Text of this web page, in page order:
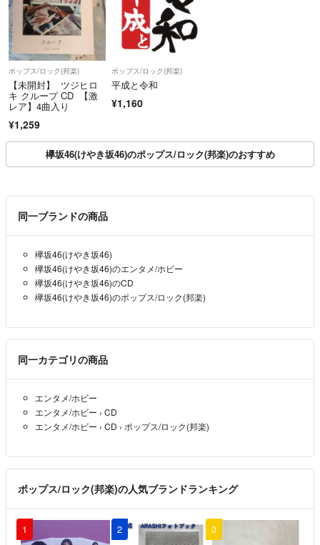
ポップス/ロック(邦楽)
【未開封】 ツジヒロ
キ クループ CD 【激
レア】4曲入り
¥1,259
ポップス/ロック(邦楽)
平成と令和
¥1,160
欅坂46(けやき坂46)のポップス/ロック(邦楽)のおすすめ
同一ブランドの商品
欅坂46(けやき坂46)
欅坂46(けやき坂46)のエンタメ/ホビー
欅坂46(けやき坂46)のCD
欅坂46(けやき坂46)のポップス/ロック(邦楽)
同一カテゴリの商品
エンタメ/ホビー
エンタメ/ホビー › CD
エンタメ/ホビー › CD › ポップス/ロック(邦楽)
ポップス/ロック(邦楽)の人気ブランドランキング
1 2 3